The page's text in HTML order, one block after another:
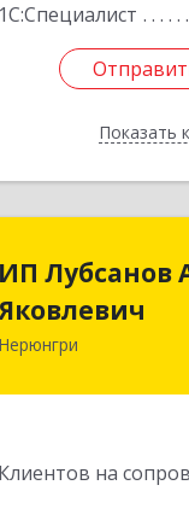
1С:Специалист
Показать
ИП Лубсанов
Яковлевич
Нерюнгри
Клиентов на
ИП